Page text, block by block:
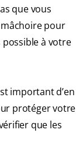
que vous
pour
à votre
important d’en
protéger votre
que les